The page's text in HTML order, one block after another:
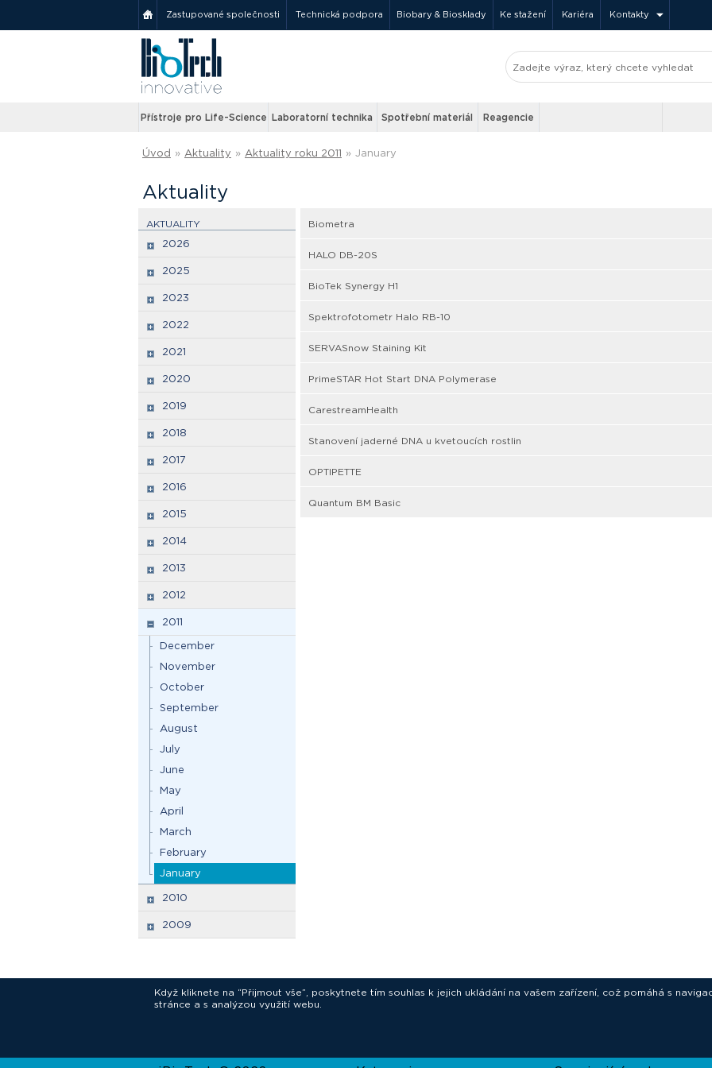
Zastupované společnosti Technická podpora Biobary & Biosklady Ke stažení Kariéra Kontakty
Přístroje pro Life-Science Laboratorní technika Spotřební materiál Reagencie
Úvod » Aktuality » Aktuality roku 2011 » January
Aktuality
AKTUALITY
2026
2025
2023
2022
2021
2020
2019
2018
2017
2016
2015
2014
2013
2012
2011
December
November
October
September
August
July
June
May
April
March
February
January
2010
2009
Biometra
HALO DB-20S
BioTek Synergy H1
Spektrofotometr Halo RB-10
SERVASnow Staining Kit
PrimeSTAR Hot Start DNA Polymerase
CarestreamHealth
Stanovení jaderné DNA u kvetoucích rostlin
OPTIPETTE
Quantum BM Basic
Když kliknete na “Přijmout vše”, poskytnete tím souhlas k jejich ukládání na vašem zařízení, což pomáhá s
stránce a s analýzou využití webu.